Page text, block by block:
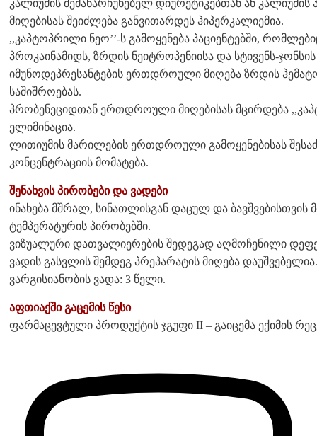
კალიუმის შემანარჩუნებელ დიურეტიკებთან ან
მიღებისას შეიძლება განვითარდეს ჰიპერკალიემია.
,,კაპტოპრილი ნეო’’-ს გამოყენება პაციენტებში,
პროკაინამიდს, ზრდის ნეიტროპენიისა და სტივენს-
იმუნოდეპრესანტების ერთდროული მიღება ზრდის
საშიშროებას.
პრობენეციდთან ერთდროული მიღებისას მცირდება
ელიმინაცია.
ლითიუმის მარილების ერთდროული გამოყენებისას
კონცენტრაციის მომატება.
შენახვის პირობები და ვადები
ინახება მშრალ, სინათლისგან დაცულ და ბავშვებისთვის
ტემპერატურის პირობებში.
ვიზუალური დათვალიერების შედეგად აღმოჩენილი
ვადის გასვლის შემდეგ პრეპარატის მიღება დაუშვებელია.
ვარგისიანობის ვადა: 3 წელი.
აფთიაქში გაცემის წესი
ფარმაცევტული პროდუქტის ჯგუფი II – გაიცემა ექიმის